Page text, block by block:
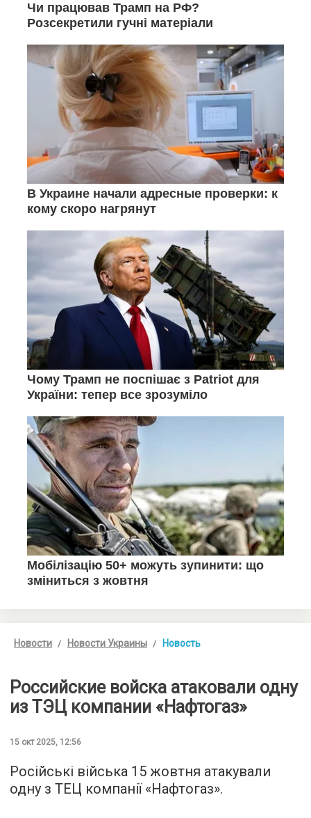
Новости Новости Украины Новость
Российские войска атаковали одну
из ТЭЦ компании «Нафтогаз»
15 окт 2025, 12:56
Російські війська 15 жовтня атакували
одну з ТЕЦ компанії «Нафтогаз».